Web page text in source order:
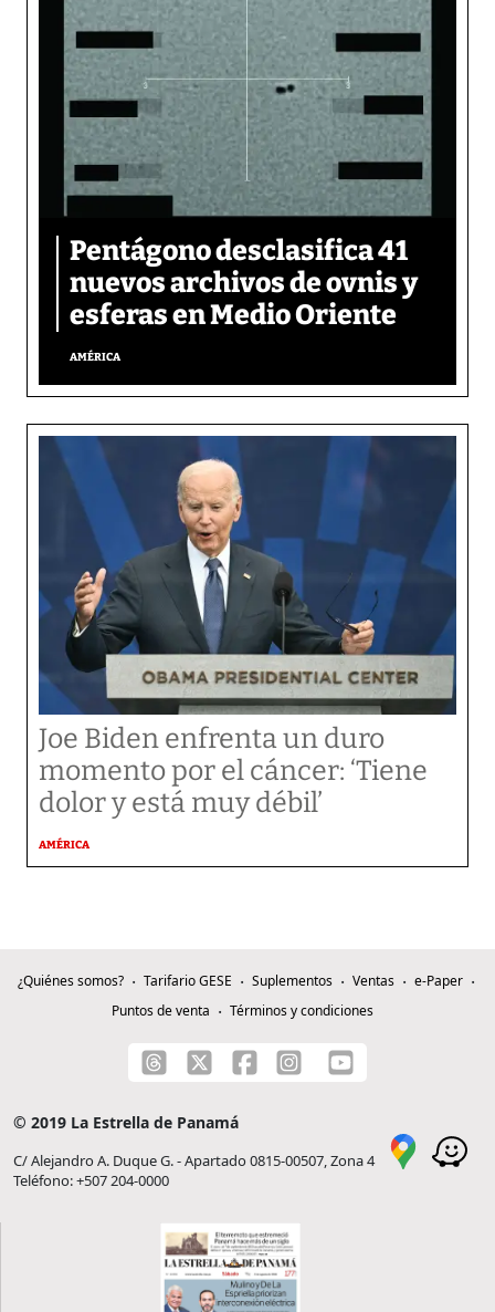
Pentágono desclasifica 41
nuevos archivos de ovnis y
esferas en Medio Oriente
AMÉRICA
Joe Biden enfrenta un duro
momento por el cáncer: ‘Tiene
dolor y está muy débil’
AMÉRICA
¿Quiénes somos? Tarifario GESE Suplementos Ventas
e-Paper
Puntos de venta
Términos y condiciones
© 2019 La Estrella de Panamá
C/ Alejandro A. Duque G. - Apartado 0815-00507, Zona 4
Teléfono: +507 204-0000